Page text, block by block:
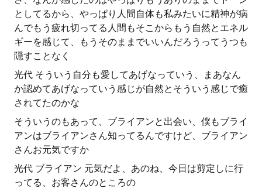
としてるから、やっぱり人間自体も私みたいに精神が病
んでもう疲れ切ってる人間もそこからもう自然とエネル
ギーを感じて、もうそのままでいいんだろうってうつも
隠すことなく
光代 そういう自分も愛してあげなっていう、まあなん
か認めてあげなっていう感じが自然とそういう感じで癒
されてたのかな
そういうのもあって、ブライアンと出会い、僕もブライ
アンはブライアンさん知ってるんですけど、ブライアン
さんお元気ですか
光代 ブライアン 元気だよ、あのね、今日は剪定しに行
ってる、お客さんのところの